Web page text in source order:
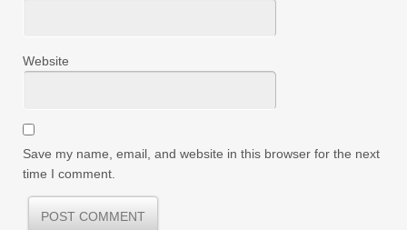
Website
Save my name, email, and website in this browser for the next
time I comment.